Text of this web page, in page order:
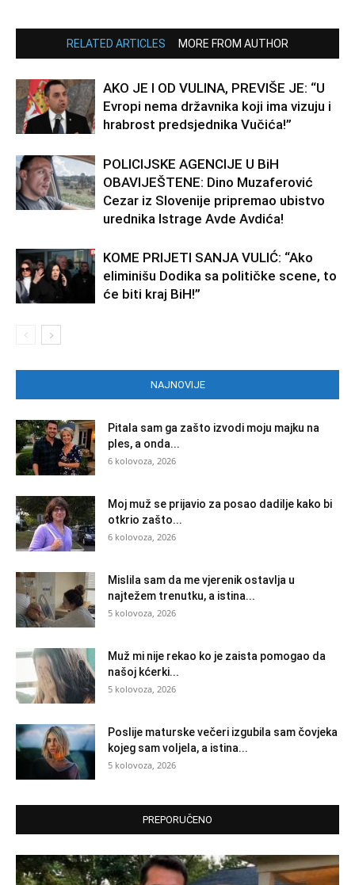
RELATED ARTICLES MORE FROM AUTHOR
AKO JE I OD VULINA, PREVIŠE JE: “U
Evropi nema državnika koji ima vizuju i
hrabrost predsjednika Vučića!”
POLICIJSKE AGENCIJE U BiH
OBAVIJEŠTENE: Dino Muzaferović
Cezar iz Slovenije pripremao ubistvo
urednika Istrage Avde Avdića!
KOME PRIJETI SANJA VULIĆ: “Ako
eliminišu Dodika sa političke scene, to
će biti kraj BiH!”
NAJNOVIJE
Pitala sam ga zašto izvodi moju majku na
ples, a onda...
6 kolovoza, 2026
Moj muž se prijavio za posao dadilje kako bi
otkrio zašto...
6 kolovoza, 2026
Mislila sam da me vjerenik ostavlja u
najtežem trenutku, a istina...
5 kolovoza, 2026
Muž mi nije rekao ko je zaista pomogao da
našoj kćerki...
5 kolovoza, 2026
Poslije maturske večeri izgubila sam čovjeka
kojeg sam voljela, a istina...
5 kolovoza, 2026
PREPORUČENO